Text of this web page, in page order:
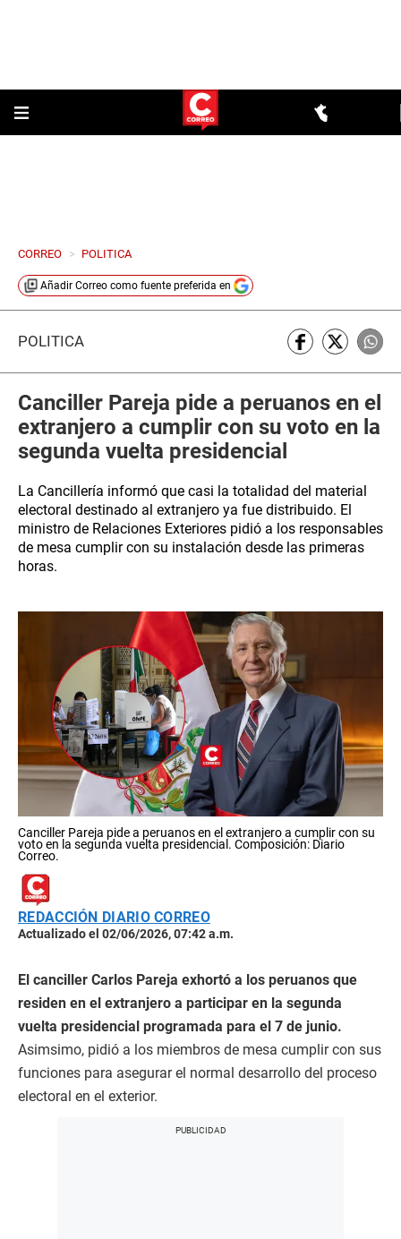
CORREO > POLITICA
Añadir Correo como fuente preferida en
POLÍTICA
Canciller Pareja pide a peruanos en el
extranjero a cumplir con su voto en la
segunda vuelta presidencial
La Cancillería informó que casi la totalidad del material
electoral destinado al extranjero ya fue distribuido. El
ministro de Relaciones Exteriores pidió a los responsables
de mesa cumplir con su instalación desde las primeras
horas.
Canciller Pareja pide a peruanos en el extranjero a cumplir con su
voto en la segunda vuelta presidencial. Composición: Diario
Correo.
REDACCIÓN DIARIO CORREO
Actualizado el 02/06/2026, 07:42 a.m.
El canciller Carlos Pareja exhortó a los peruanos que
residen en el extranjero a participar en la segunda
vuelta presidencial programada para el 7 de junio.
Asimsimo, pidió a los miembros de mesa cumplir con sus
funciones para asegurar el normal desarrollo del proceso
electoral en el exterior.